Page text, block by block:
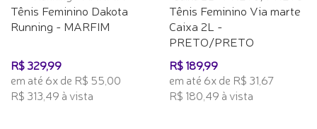
Tênis Feminino Dakota
Running - MARFIM
R$ 329,99
em até 6x de R$ 55,00
R$ 313,49 à vista
Tênis Feminino Via marte
Caixa 2L -
PRETO/PRETO
R$ 189,99
em até 6x de R$ 31,67
R$ 180,49 à vista